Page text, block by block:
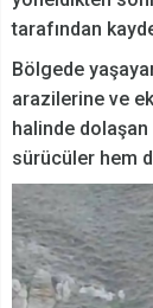
tarafından
Bölgede
arazilerine ve
halinde dolaşan
sürücüler hem